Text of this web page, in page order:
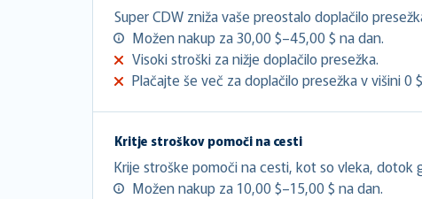
Super CDW zniža vaše preostalo doplačilo
Možen nakup za 30,00 $–45,00 $ na dan.
Visoki stroški za nižje doplačilo presežka.
Plačajte še več za doplačilo presežka v višini 0
Kritje stroškov pomoči na cesti
Krije stroške pomoči na cesti, kot so vleka, dotok
Možen nakup za 10,00 $–15,00 $ na dan.